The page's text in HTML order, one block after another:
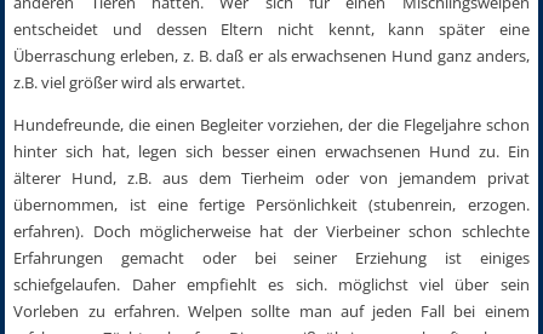
entscheidet und dessen Eltern nicht kennt, kann später eine
Überraschung erleben, z. B. daß er als erwachsenen Hund ganz anders,
z.B. viel größer wird als erwartet.
Hundefreunde, die einen Begleiter vorziehen, der die Flegeljahre schon
hinter sich hat, legen sich besser einen erwachsenen Hund zu. Ein
älterer Hund, z.B. aus dem Tierheim oder von jemandem privat
übernommen, ist eine fertige Persönlichkeit (stubenrein, erzogen.
erfahren). Doch möglicherweise hat der Vierbeiner schon schlechte
Erfahrungen gemacht oder bei seiner Erziehung ist einiges
schiefgelaufen. Daher empfiehlt es sich. möglichst viel über sein
Vorleben zu erfahren. Welpen sollte man auf jeden Fall bei einem